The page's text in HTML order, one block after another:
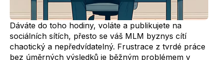
Dáváte do toho hodiny, voláte a publikujete na
sociálních sítích, přesto se váš MLM byznys cítí
chaotický a nepředvídatelný. Frustrace z tvrdé práce
bez úměrných výsledků je běžným problémem v